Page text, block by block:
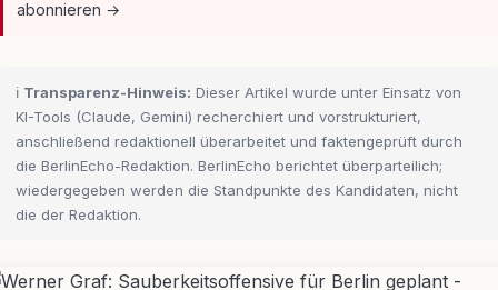
abonnieren →
ℹ️ Transparenz-Hinweis: Dieser Artikel wurde unter Einsatz von
KI-Tools (Claude, Gemini) recherchiert und vorstrukturiert,
anschließend redaktionell überarbeitet und faktengeprüft durch
die BerlinEcho-Redaktion. BerlinEcho berichtet überparteilich;
wiedergegeben werden die Standpunkte des Kandidaten, nicht
die der Redaktion.